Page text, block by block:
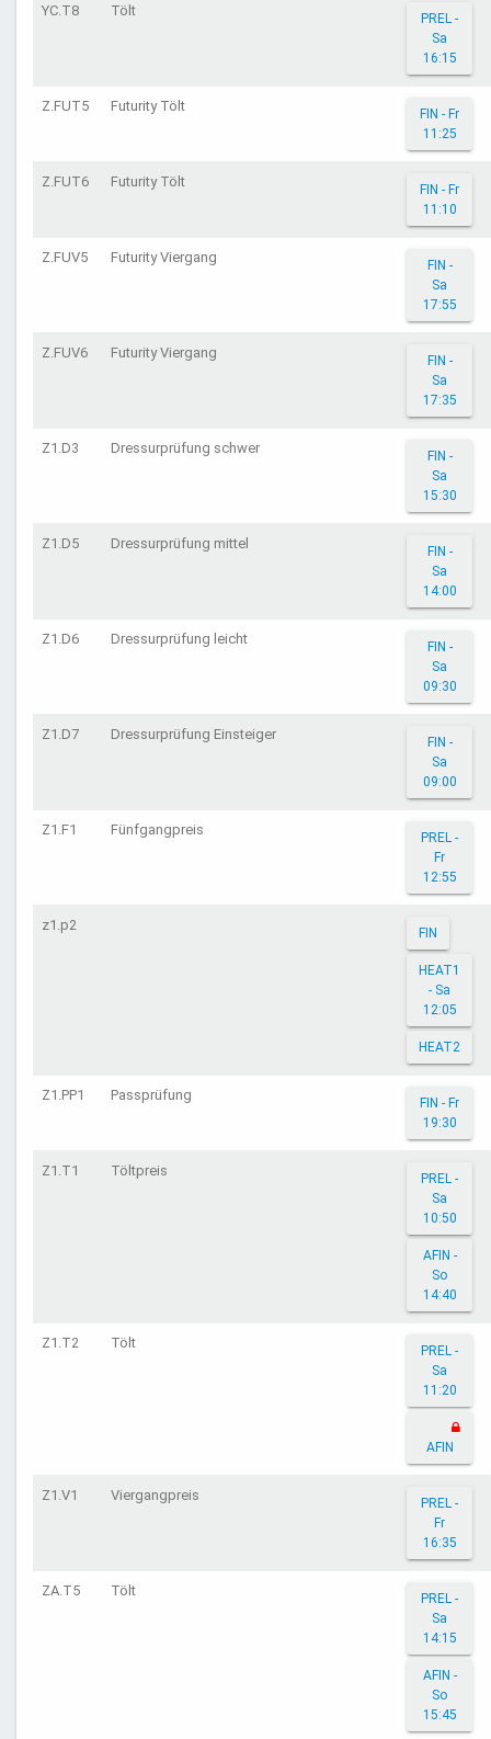
YC.T8 Tölt
PREL -
Sa
16:15
Z.FUT5 Futurity Tölt
FIN - Fr
11:25
Z.FUT6 Futurity Tölt
FIN - Fr
11:10
Z.FUV5 Futurity Viergang
FIN -
Sa
17:55
Z.FUV6 Futurity Viergang
FIN -
Sa
17:35
Z1.D3 Dressurprüfung schwer
FIN -
Sa
15:30
Z1.D5 Dressurprüfung mittel
FIN -
Sa
14:00
Z1.D6 Dressurprüfung leicht
FIN -
Sa
09:30
Z1.D7 Dressurprüfung Einsteiger
FIN -
Sa
09:00
Z1.F1 Fünfgangpreis
PREL -
Fr
12:55
z1.p2 FIN
HEAT1
- Sa
12:05
HEAT2
Z1.PP1 Passprüfung
FIN - Fr
19:30
Z1.T1 Töltpreis
PREL -
Sa
10:50
AFIN -
So
14:40
Z1.T2 Tölt
PREL -
Sa
11:20
AFIN
Z1.V1 Viergangpreis
PREL -
Fr
16:35
ZA.T5 Tölt
PREL -
Sa
14:15
AFIN -
So
15:45